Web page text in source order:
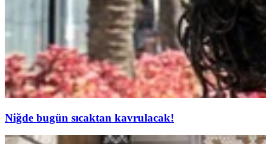
Niğde bugün sıcaktan kavrulacak!